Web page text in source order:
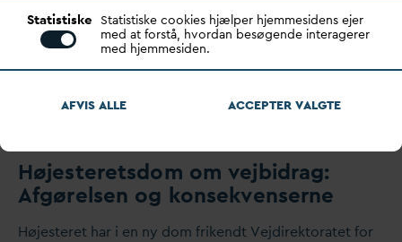
Højesteretsdom om vejbidrag:
Afgørelsen og konsekvenserne
Højesteret har i en ny dom frikendt Vejdirektoratet for
Statistiske Statistiske cookies hjælper hjemmesidens ejer
med at forstå, hvordan besøgende interagerer
med hjemmesiden.
AFVIS ALLE ACCEPTERVALGTE